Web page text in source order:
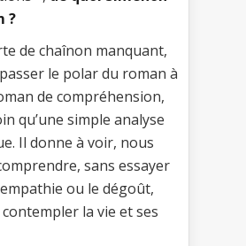
?
de chaînon manquant,
le polar du roman à
de compréhension,
qu’une simple analyse
Il donne à voir, nous
sans essayer
ou le dégoût,
la vie et ses